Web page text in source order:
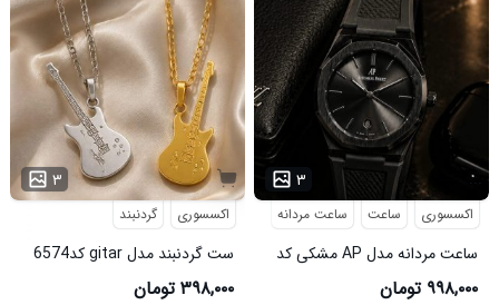
۳
اکسسوری گردنبند
ست گردنبند مدل gitar کد6574
۳۹۸,۰۰۰ تومان
۳ ...
اکسسوری ساعت ساعت مردانه
ساعت مردانه مدل AP مشکی کد
6546
۹۹۸,۰۰۰ تومان